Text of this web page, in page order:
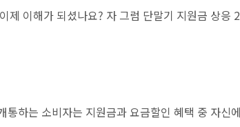
제 이해가 되셨나요? 자 그럼 단말기 지원금 상응 2
통하는 소비자는 지원금과 요금할인 혜택 중 자신에